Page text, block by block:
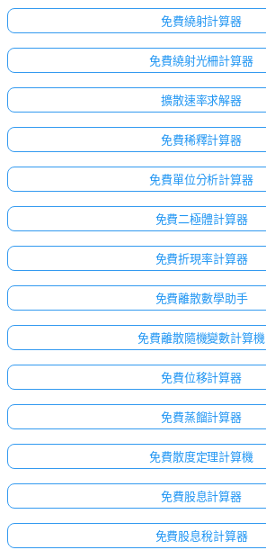
免費繞射計算器
免費繞射光柵計算器
擴散速率求解器
免費稀釋計算器
免費單位分析計算器
免費二極體計算器
免費折現率計算器
免費離散數學助手
免費離散隨機變數計算機
免費位移計算器
免費蒸餾計算器
免費散度定理計算機
免費股息計算器
免費股息稅計算器